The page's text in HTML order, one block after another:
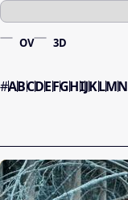
OV 3D
#ABCDEFGHIJKLMN